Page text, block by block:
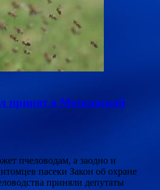
принят в Московской
пчеловодам, а заодно и
пасеки Закон об охране
приняли депутаты